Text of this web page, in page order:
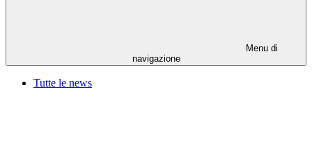
Menu di
navigazione
Tutte le news